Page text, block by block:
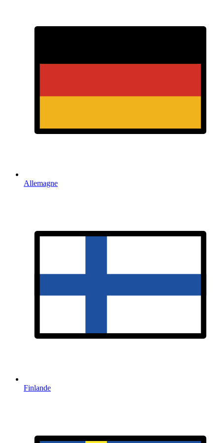
Allemagne
Finlande